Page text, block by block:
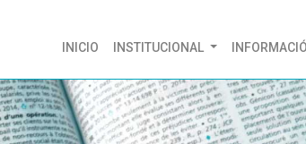
INICIO (CURRENT)
INSTITUCIONAL